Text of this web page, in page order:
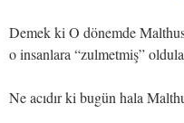
Demek ki O dönemde
o insanlara “zulmetmiş”
Ne acıdır ki bugün hala